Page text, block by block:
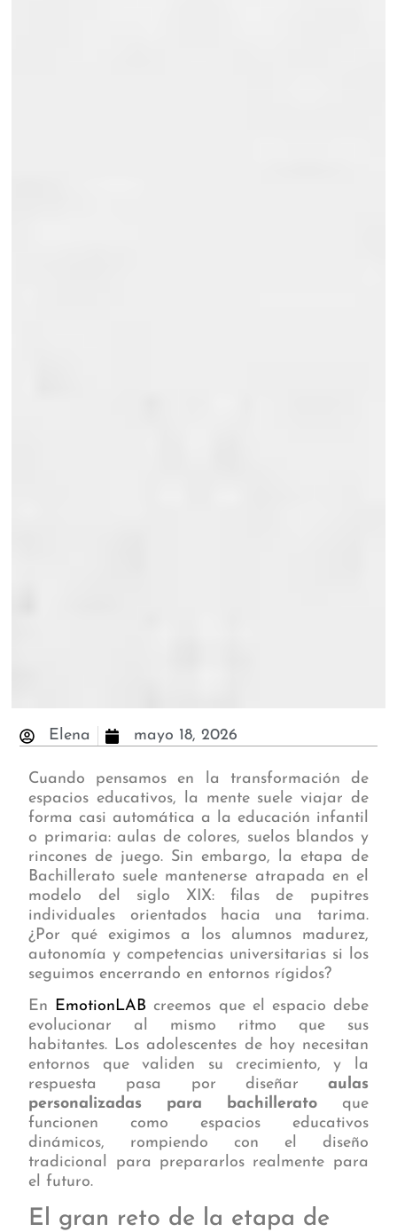
Elena mayo 18, 2026
Cuando pensamos en la transformación de
espacios educativos, la mente suele viajar de
forma casi automática a la educación infantil
o primaria: aulas de colores, suelos blandos y
rincones de juego. Sin embargo, la etapa de
Bachillerato suele mantenerse atrapada en el
modelo del siglo XIX: filas de pupitres
individuales orientados hacia una tarima.
¿Por qué exigimos a los alumnos madurez,
autonomía y competencias universitarias si los
seguimos encerrando en entornos rígidos?
En EmotionLAB creemos que el espacio debe
evolucionar al mismo ritmo que sus
habitantes. Los adolescentes de hoy necesitan
entornos que validen su crecimiento, y la
respuesta pasa por diseñar aulas
personalizadas para bachilleratoque
funcionen como espacios educativos
dinámicos, rompiendo con el diseño
tradicional para prepararlos realmente para
el futuro.
El gran reto de la etapa de